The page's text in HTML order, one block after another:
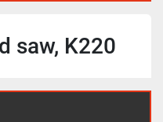
saw, K220